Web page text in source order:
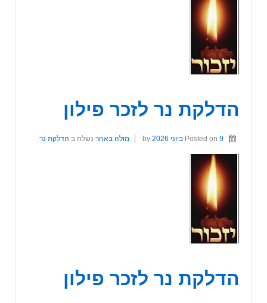
הדלקת נר לזכר פילון
Posted on 9 ביוני 2026 מולה באהר נשלח ב הדלקת נר
הדלקת נר לזכר פילון